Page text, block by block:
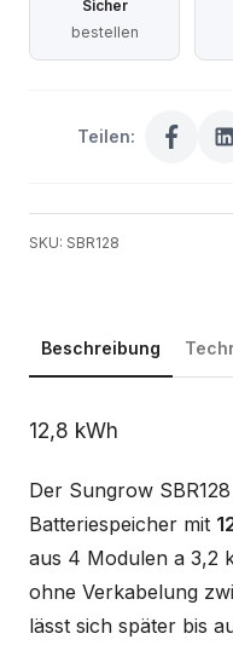
Sicher
bestellen
Teilen:
SKU: SBR128
Beschreibung
Beschreibung
12,8 kWh
Der Sungrow
Batteriespeicher mit
aus 4 Modulen a 3,2
ohne Verkabelung
lässt sich später bis